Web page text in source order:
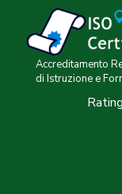
Accreditamento
di Istruzione e